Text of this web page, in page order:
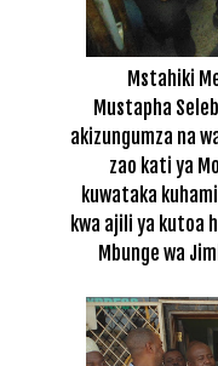
Mstahiki
Mustapha
akizungumza na
zao kati ya
kuwataka
kwa ajili ya kutoa
Mbunge wa